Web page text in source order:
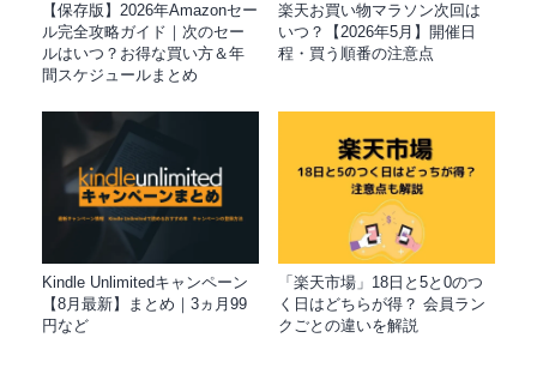
【保存版】2026年Amazonセー
ル完全攻略ガイド｜次のセー
ルはいつ？お得な買い方＆年
間スケジュールまとめ
楽天お買い物マラソン次回は
いつ？【2026年5月】開催日
程・買う順番の注意点
Kindle Unlimitedキャンペーン
【8月最新】まとめ｜3ヵ月99
円など
「楽天市場」18日と5と0のつ
く日はどちらが得？ 会員ラン
クごとの違いを解説